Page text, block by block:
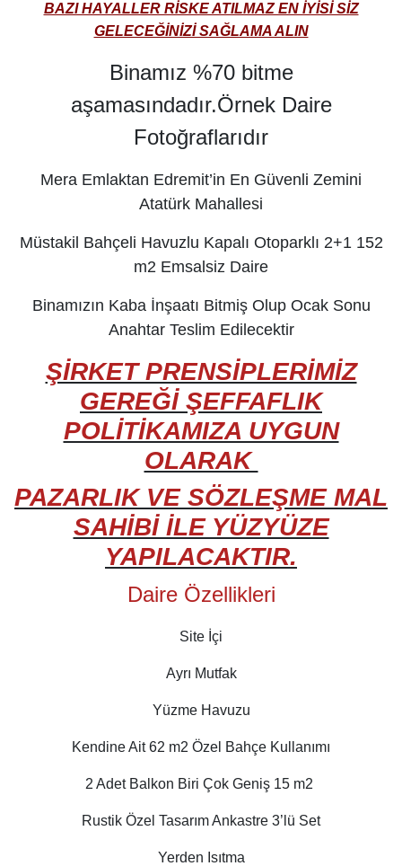
BAZI HAYALLER RİSKE ATILMAZ EN İYİSİ SİZ
GELECEĞİNİZİ SAĞLAMA ALIN
Binamız %70 bitme
aşamasındadır.Örnek Daire
Fotoğraflarıdır
Mera Emlaktan Edremit’in En Güvenli Zemini
Atatürk Mahallesi
Müstakil Bahçeli Havuzlu Kapalı Otoparklı 2+1 152
m2 Emsalsiz Daire
Binamızın Kaba İnşaatı Bitmiş Olup Ocak Sonu
Anahtar Teslim Edilecektir
ŞİRKET PRENSİPLERİMİZ
GEREĞİ ŞEFFAFLIK
POLİTİKAMIZA UYGUN
OLARAK
PAZARLIK VE SÖZLEŞME MAL
SAHİBİ İLE YÜZYÜZE
YAPILACAKTIR.
Daire Özellikleri
Site İçi
Ayrı Mutfak
Yüzme Havuzu
Kendine Ait 62 m2 Özel Bahçe Kullanımı
2 Adet Balkon Biri Çok Geniş 15 m2
Rustik Özel Tasarım Ankastre 3’lü Set
Yerden Isıtma